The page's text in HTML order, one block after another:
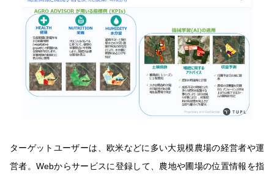
ターゲットユーザーは、欧米などに多い大規模農場の経営者や運
営者。Webからサービスに登録して、農地や圃場の位置情報を指